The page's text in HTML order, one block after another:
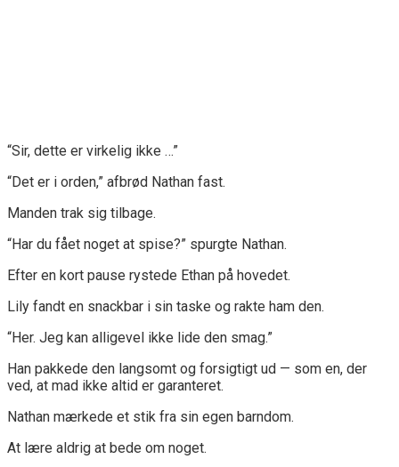
“Sir, dette er virkelig ikke …”
“Det er i orden,” afbrød Nathan fast.
Manden trak sig tilbage.
“Har du fået noget at spise?” spurgte Nathan.
Efter en kort pause rystede Ethan på hovedet.
Lily fandt en snackbar i sin taske og rakte ham den.
“Her. Jeg kan alligevel ikke lide den smag.”
Han pakkede den langsomt og forsigtigt ud — som en, der
ved, at mad ikke altid er garanteret.
Nathan mærkede et stik fra sin egen barndom.
At lære aldrig at bede om noget.